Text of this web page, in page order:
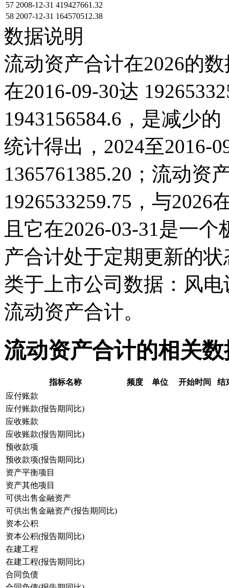
57 2008-12-31 419427661.32
58 2007-12-31 164570512.38
数据说明
流动资产合计在2026的
在2016-09-30达
1943156584.6，是减少
统计得出，2024至2016-
1365761385.20；流动资
1926533259.75，与
且它在2026-03-31是一
产合计处于定期更新的
类于上市公司数据：风
流动资产合计。
流动资产合计的相关
指标名称 频度 单位 开始时间
结
应付账款
应付账款(报告期同比)
应收账款
应收账款(报告期同比)
预收款项
预收款项(报告期同比)
资产平衡项目
资产其他项目
可供出售金融资产
可供出售金融资产(报告期同比)
资本公积
资本公积(报告期同比)
在建工程
在建工程(报告期同比)
合同负债